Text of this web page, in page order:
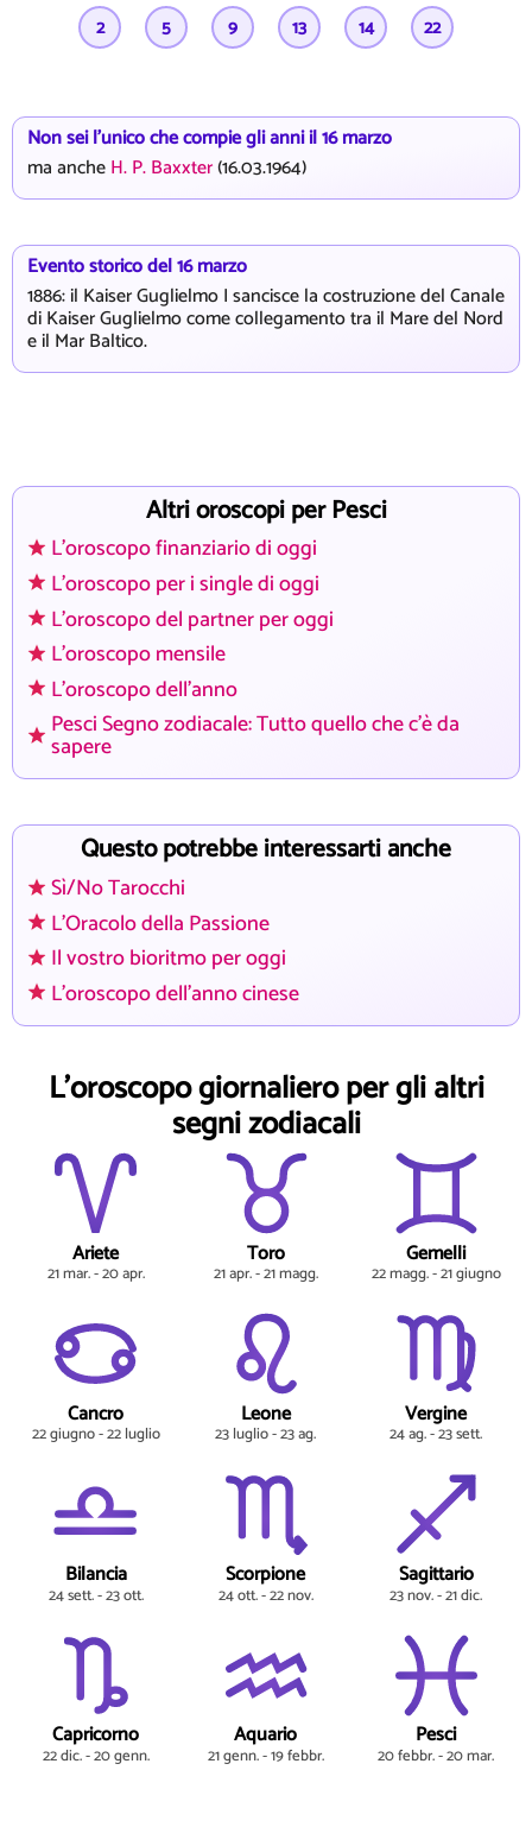
2 5 9 13 14 22
Non sei l'unico che compie gli anni il 16 marzo
ma ancheH. P. Baxxter(16.03.1964)
Evento storico del 16 marzo
1886: il Kaiser Guglielmo I sancisce la costruzione del Canale
di Kaiser Guglielmo come collegamento tra il Mare del Nord
e il Mar Baltico.
Altri oroscopi per Pesci
L'oroscopo finanziario di oggi
L'oroscopo per i single di oggi
L'oroscopo del partner per oggi
L'oroscopo mensile
L'oroscopo dell'anno
Pesci Segno zodiacale: Tutto quello che c'è da
sapere
Questo potrebbe interessarti anche
Sì/No Tarocchi
L'Oracolo della Passione
Il vostro bioritmo per oggi
L'oroscopo dell'anno cinese
L'oroscopo giornaliero per gli altri
segni zodiacali
Ariete
21 mar. - 20 apr.
Toro
21 apr. - 21 magg.
Gemelli
22 magg. - 21 giugno
Cancro
22 giugno - 22 luglio
Leone
23 luglio - 23 ag.
Vergine
24 ag. - 23 sett.
Bilancia
24 sett. - 23 ott.
Scorpione
24 ott. - 22 nov.
Sagittario
23 nov. - 21 dic.
Capricorno
22 dic. - 20 genn.
Aquario
21 genn. - 19 febbr.
Pesci
20 febbr. - 20 mar.